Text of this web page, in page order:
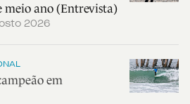
meio ano (Entrevista)
2026
em